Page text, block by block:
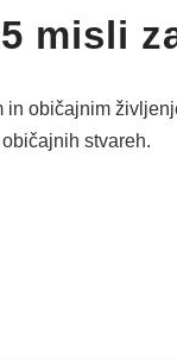
misli
in običajnim
stvareh.